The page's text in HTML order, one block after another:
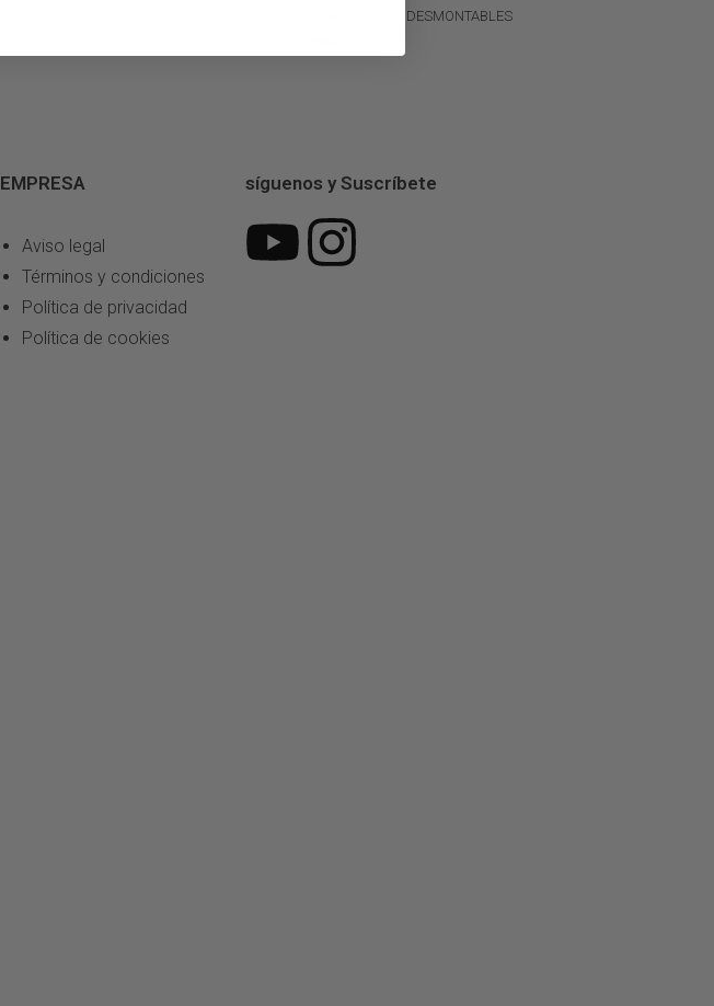
TERRARIOS PVC DESMONTABLES
EMPRESA
Aviso legal
Términos y condiciones
Política de privacidad
Política de cookies
síguenos y Suscríbete